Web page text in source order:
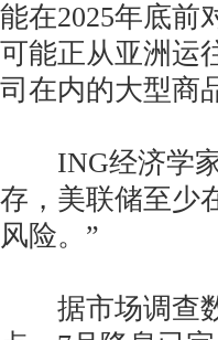
能在2025年底前
可能正从亚洲运
司在内的大型商
ING经济学家
存，美联储至少
风险。”
据市场调查数